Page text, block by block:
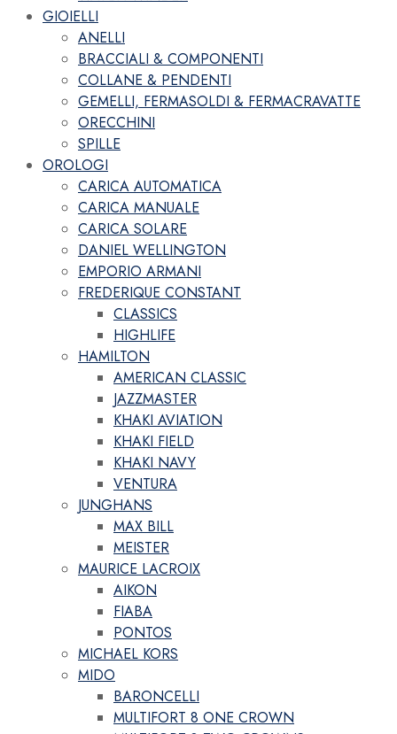
GIOIELLI
ANELLI
BRACCIALI & COMPONENTI
COLLANE & PENDENTI
GEMELLI, FERMASOLDI & FERMACRAVATTE
ORECCHINI
SPILLE
OROLOGI
CARICA AUTOMATICA
CARICA MANUALE
CARICA SOLARE
DANIEL WELLINGTON
EMPORIO ARMANI
FREDERIQUE CONSTANT
CLASSICS
HIGHLIFE
HAMILTON
AMERICAN CLASSIC
JAZZMASTER
KHAKI AVIATION
KHAKI FIELD
KHAKI NAVY
VENTURA
JUNGHANS
MAX BILL
MEISTER
MAURICE LACROIX
AIKON
FIABA
PONTOS
MICHAEL KORS
MIDO
BARONCELLI
MULTIFORT 8 ONE CROWN